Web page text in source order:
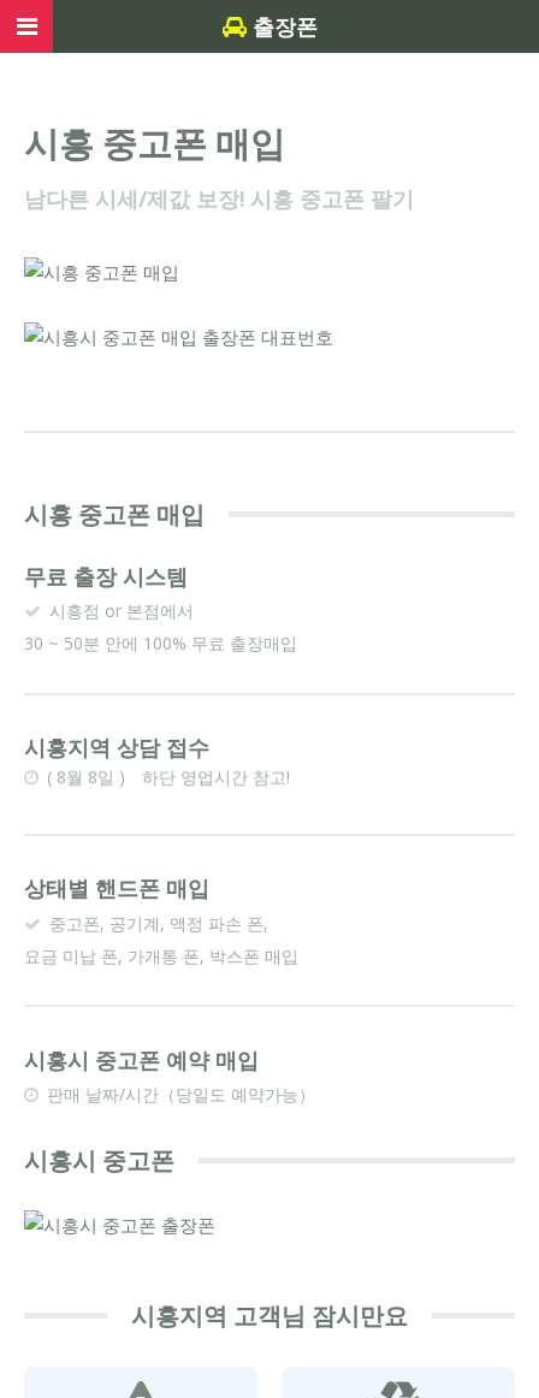
시흥 중고폰 매입
무료 출장 시스템
시흥점 or 본점에서
30 ~ 50분 안에 100% 무료 출장매입
시흥지역 상담 접수
( 8월 8일 ) 하단 영업시간 참고!
상태별 핸드폰 매입
중고폰, 공기계, 액정 파손 폰,
요금 미납 폰, 가개통 폰, 박스폰 매입
시흥시 중고폰 예약 매입
판매 날짜/시간（당일도 예약가능）
시흥시 중고폰
시흥 중고폰 매입
남다른 시세/제값 보장! 시흥 중고폰 팔기
시흥지역 고객님 잠시만요
출장폰